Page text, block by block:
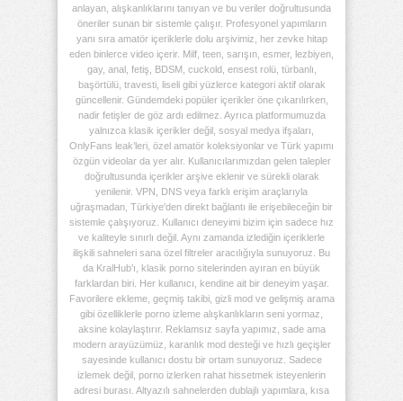
anlayan, alışkanlıklarını tanıyan ve bu veriler doğrultusunda
öneriler sunan bir sistemle çalışır. Profesyonel yapımların
yanı sıra amatör içeriklerle dolu arşivimiz, her zevke hitap
eden binlerce video içerir. Milf, teen, sarışın, esmer, lezbiyen,
gay, anal, fetiş, BDSM, cuckold, ensest rolü, türbanlı,
başörtülü, travesti, liseli gibi yüzlerce kategori aktif olarak
güncellenir. Gündemdeki popüler içerikler öne çıkarılırken,
nadir fetişler de göz ardı edilmez. Ayrıca platformumuzda
yalnızca klasik içerikler değil, sosyal medya ifşaları,
OnlyFans leak’leri, özel amatör koleksiyonlar ve Türk yapımı
özgün videolar da yer alır. Kullanıcılarımızdan gelen talepler
doğrultusunda içerikler arşive eklenir ve sürekli olarak
yenilenir. VPN, DNS veya farklı erişim araçlarıyla
uğraşmadan, Türkiye'den direkt bağlantı ile erişebileceğin bir
sistemle çalışıyoruz. Kullanıcı deneyimi bizim için sadece hız
ve kaliteyle sınırlı değil. Aynı zamanda izlediğin içeriklerle
ilişkili sahneleri sana özel filtreler aracılığıyla sunuyoruz. Bu
da KralHub’ı, klasik porno sitelerinden ayıran en büyük
farklardan biri. Her kullanıcı, kendine ait bir deneyim yaşar.
Favorilere ekleme, geçmiş takibi, gizli mod ve gelişmiş arama
gibi özelliklerle porno izleme alışkanlıkların seni yormaz,
aksine kolaylaştırır. Reklamsız sayfa yapımız, sade ama
modern arayüzümüz, karanlık mod desteği ve hızlı geçişler
sayesinde kullanıcı dostu bir ortam sunuyoruz. Sadece
izlemek değil, porno izlerken rahat hissetmek isteyenlerin
adresi burası. Altyazılı sahnelerden dublajlı yapımlara, kısa